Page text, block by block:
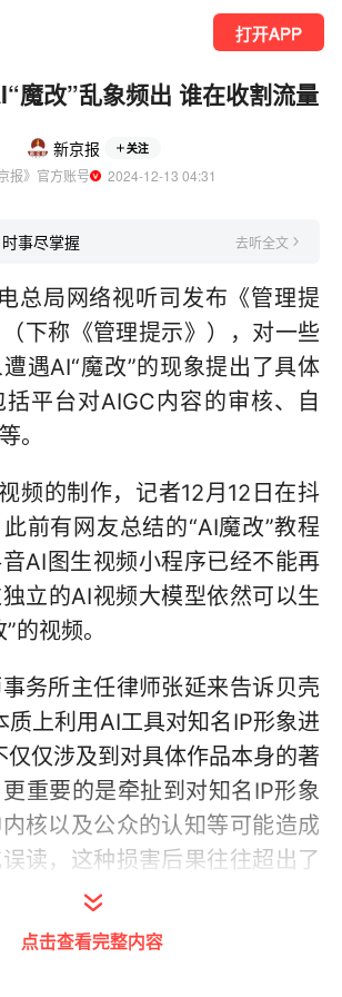
打开APP
魔改”乱象频出 谁在收割流量
新京报 关注
报》官方账号
  2024-12-13 04:31
事尽掌握 去听全文
总局网络视听司发布《管理提
下称《管理提示》），对一些
遇AI“魔改”的现象提出了具体
平台对AIGC内容的审核、自
。
频的制作，记者12月12日在抖
前有网友总结的“AI魔改”教程
AI图生视频小程序已经不能再
立的AI视频大模型依然可以生
的视频。
务所主任律师张延来告诉贝壳
质上利用AI工具对知名IP形象进
仅仅涉及到对具体作品本身的著
重要的是牵扯到对知名IP形象
核以及公众的认知等可能造成
读，这种损害后果往往超出了
范畴，需要结合其他法律进行保
正当竞争法》等。”
点击查看完整内容